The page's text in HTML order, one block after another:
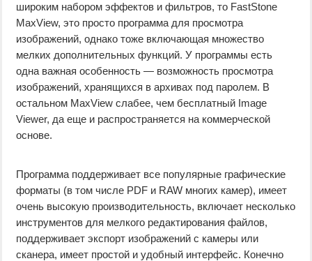
широким набором эффектов и фильтров, то FastStone
MaxView, это просто программа для просмотра
изображений, однако тоже включающая множество
мелких дополнительных функций. У программы есть
одна важная особенность — возможность просмотра
изображений, хранящихся в архивах под паролем. В
остальном MaxView слабее, чем бесплатный Image
Viewer, да еще и распространяется на коммерческой
основе.
Программа поддерживает все популярные графические
форматы (в том числе PDF и RAW многих камер), имеет
очень высокую производительность, включает несколько
инструментов для мелкого редактирования файлов,
поддерживает экспорт изображений с камеры или
сканера, имеет простой и удобный интерфейс. Конечно